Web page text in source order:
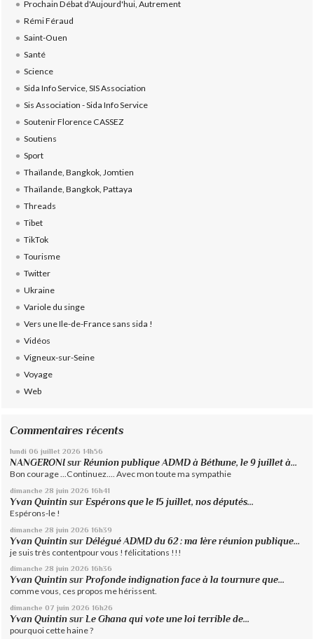
Prochain Débat d'Aujourd'hui, Autrement
Rémi Féraud
Saint-Ouen
Santé
Science
Sida Info Service, SIS Association
Sis Association - Sida Info Service
Soutenir Florence CASSEZ
Soutiens
Sport
Thaïlande, Bangkok, Jomtien
Thaïlande, Bangkok, Pattaya
Threads
Tibet
TikTok
Tourisme
Twitter
Ukraine
Variole du singe
Vers une Ile-de-France sans sida !
Vidéos
Vigneux-sur-Seine
Voyage
Web
Commentaires récents
lundi 06 juillet 2026 14h56
NANGERONI surRéunion publique ADMD à Béthune, le 9 juillet à...
Bon courage ...Continuez.... Avec mon toute ma sympathie
dimanche 28 juin 2026 16h41
Yvan Quintin surEspérons que le 15 juillet, nos députés...
Espérons-le !
dimanche 28 juin 2026 16h39
Yvan Quintin surDélégué ADMD du 62 : ma 1ère réunion publique...
je suis très contentpour vous ! félicitations !!!
dimanche 28 juin 2026 16h36
Yvan Quintin surProfonde indignation face à la tournure que...
comme vous, ces propos me hérissent.
dimanche 07 juin 2026 16h26
Yvan Quintin sur Le Ghana qui vote une loi terrible de...
pourquoi cette haine ?